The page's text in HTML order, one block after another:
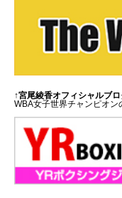
↑宮尾綾香オフィシャルブ
WBA女子世界チャンピオン